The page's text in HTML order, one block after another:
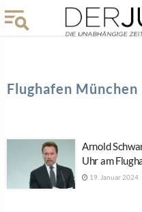
Flughafen München
Arnold
Uhr am
19. Januar 2024